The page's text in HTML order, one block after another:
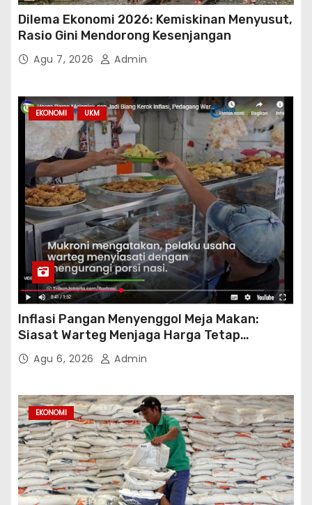
s
Dilema Ekonomi 2026: Kemiskinan Menyusut,
Rasio Gini Mendorong Kesenjangan
Agu 7, 2026 Admin
EKONOMI UKM
Inflasi Pangan Menyenggol Meja Makan:
Siasat Warteg Menjaga Harga Tetap
Terjangkau
Agu 6, 2026 Admin
EKONOMI